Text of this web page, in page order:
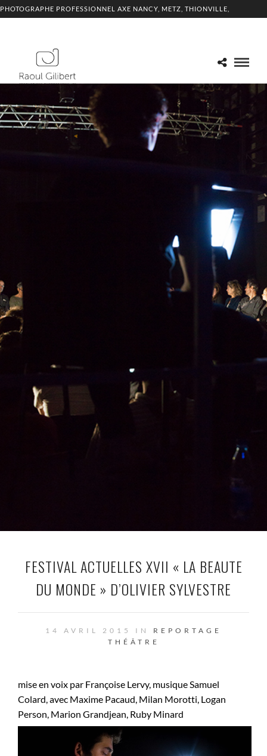
PHOTOGRAPHE PROFESSIONNEL AXE NANCY, METZ, THIONVILLE,
FESTIVAL ACTUELLES XVII « LA BEAUTE
DU MONDE » D’OLIVIER SYLVESTRE
14 AVRIL 2015 IN REPORTAGE
THÉÂTRE
mise en voix par Françoise Lervy, musique Samuel
Colard, avec Maxime Pacaud, Milan Morotti, Logan
Person, Marion Grandjean, Ruby Minard